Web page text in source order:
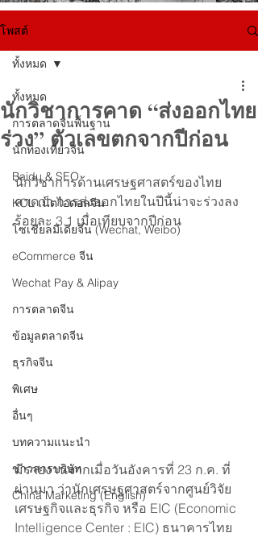
โพสต์
ทั้งหมด
การตลาดจีนพื้นฐาน
นักท่องเที่ยวจีน
Baidu & SEO
KOL เน็ตไอดอลจีน
โซเชียลมีเดียจีน (Wechat, Weibo)
eCommerce จีน
Wechat Pay & Alipay
การตลาดจีน
ข้อมูลตลาดจีน
ธุรกิจจีน
พิเศษ
อื่นๆ
บทความแนะนำ
ข่าวสารบริษัท
China Marketing (English)
ทั้งหมด
นักวิชาการคาด “ส่งออกไทย
ร่วง” ตัวเลขตกจากปีก่อน
นักวิชาการด้านเศรษฐศาสตร์ของไทย
คาดว่า การส่งออกไทยในปีนี้น่าจะร่วงลง
ร้อยละ 3.1 เมื่อเทียบจากปีก่อน
มีรายงานจากเมื่อวันอังคารที่ 23 ก.ค. ที่
ผ่านมา ว่านักเศรษฐศาสตร์จากศูนย์วิจัย
เศรษฐกิจและธุรกิจ หรือ EIC (Economic
Intelligence Center : EIC) ธนาคารไทย